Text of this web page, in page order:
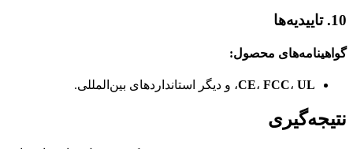
10. تاییدیه‌ها
گواهینامه‌های محصول:
CE، FCC، UL ، و دیگر استانداردهای بین‌المللی.
نتیجه‌گیری